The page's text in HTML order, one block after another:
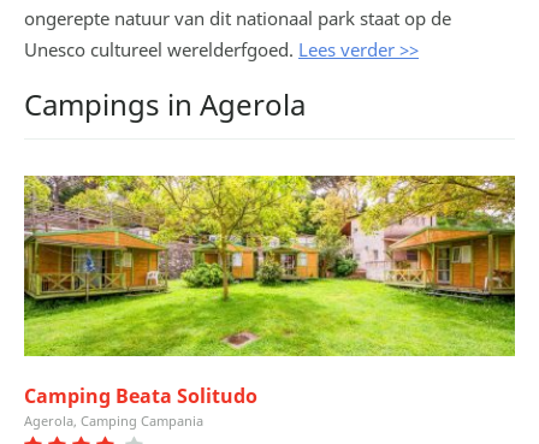
ongerepte natuur van dit nationaal park staat op de
Unesco cultureel werelderfgoed. Lees verder >>
Campings in Agerola
Camping Beata Solitudo
Agerola, Camping Campania